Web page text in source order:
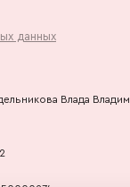
данных
Влада